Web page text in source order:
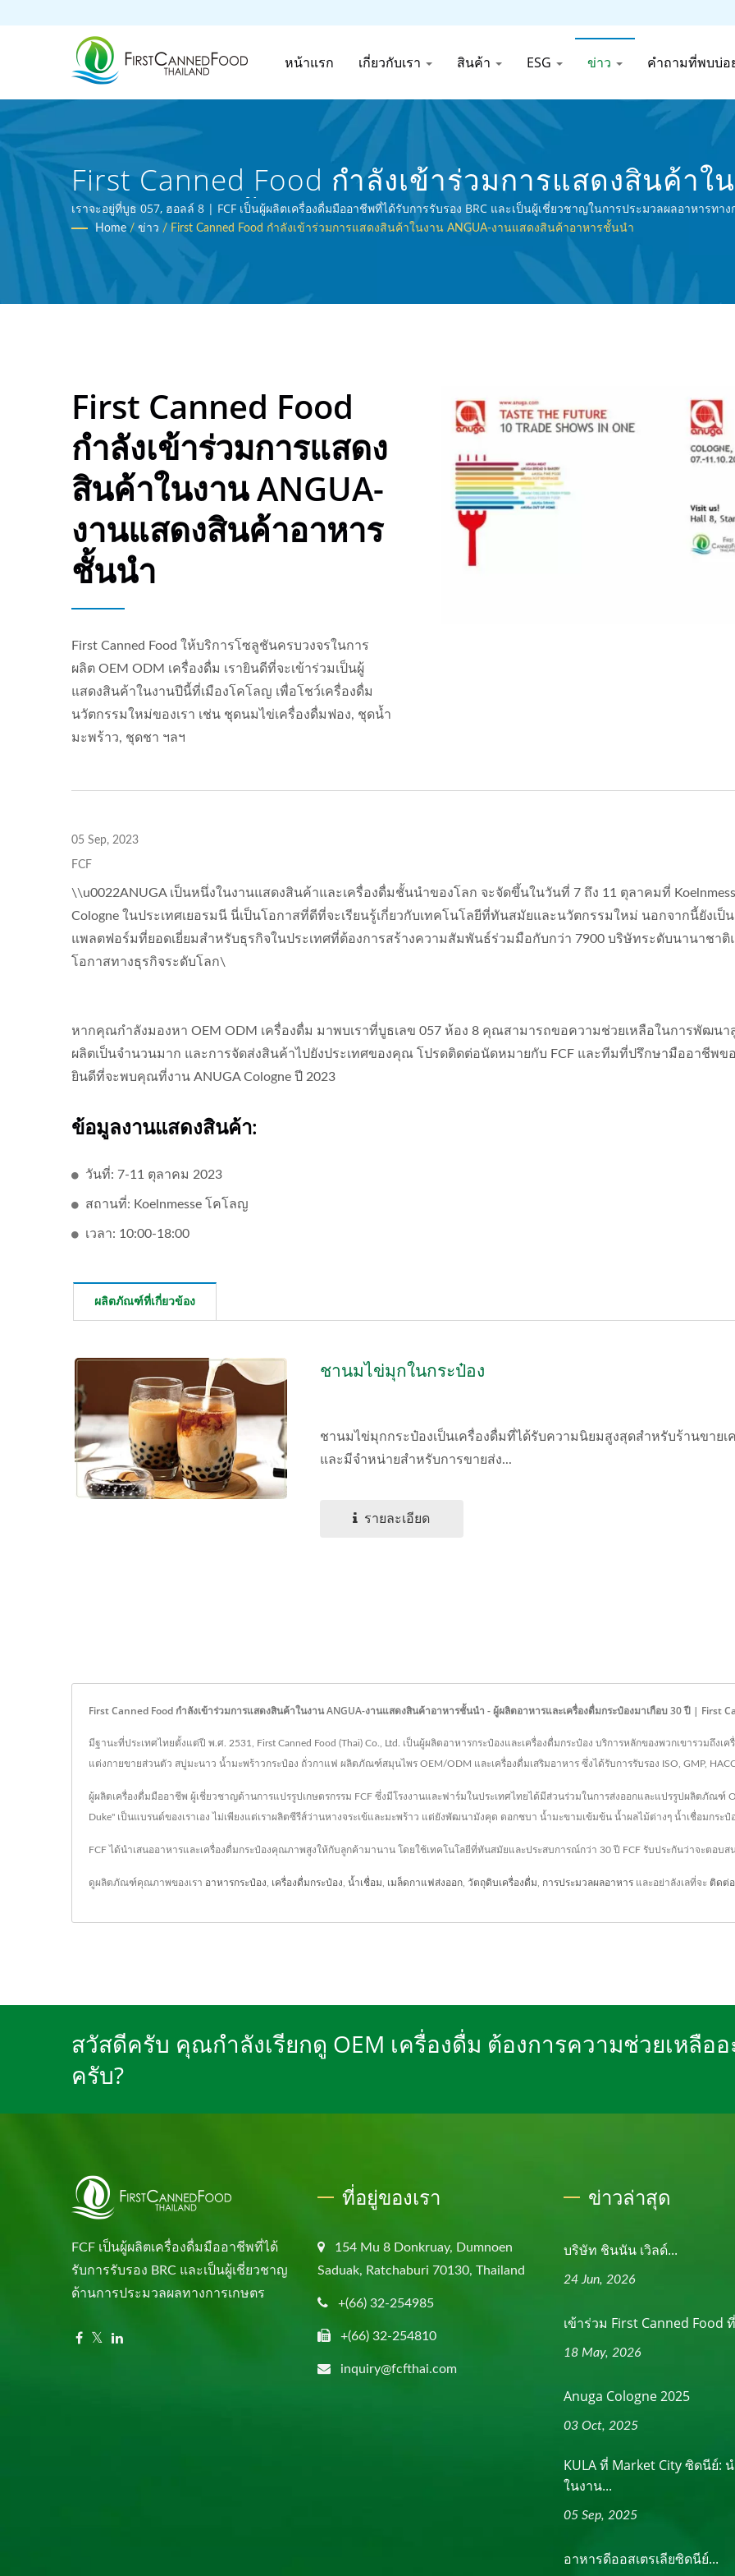
หน้าแรก เกี่ยวกับเรา สินค้า ESG ข่าว คำถามที่พบบ่อ
First Canned Food กำลังเข้าร่วมการแสดงสินค้าใ
สินค้าอาหารชั้นนำ | ผู้ผลิตอาหารกระป๋องและเครื่อ
30 ปี | First Canned Food (Thai) Co., Ltd.
เราจะอยู่ที่บูธ 057, ฮอลล์ 8 | FCF เป็นผู้ผลิตเครื่องดื่มมืออาชีพที่ได้รับการรับรอง BRC และเป็นผู้เชี่ยวชาญในการประมวลผลอาหารทาง
Home / ข่าว / First Canned Food กำลังเข้าร่วมการแสดงสินค้าในงาน ANGUA-งานแสดงสินค้าอาหารชั้นนำ
First Canned Food
กำลังเข้าร่วมการแสดง
สินค้าในงาน ANGUA-
งานแสดงสินค้าอาหาร
ชั้นนำ
First Canned Food ให้บริการโซลูชันครบวงจรในการ
ผลิต OEM ODM เครื่องดื่ม เรายินดีที่จะเข้าร่วมเป็นผู้
แสดงสินค้าในงานปีนี้ที่เมืองโคโลญ เพื่อโชว์เครื่องดื่ม
นวัตกรรมใหม่ของเรา เช่น ชุดนมไข่เครื่องดื่มฟอง, ชุดน้ำ
มะพร้าว, ชุดชา ฯลฯ
05 Sep, 2023
FCF
\\u0022ANUGA เป็นหนึ่งในงานแสดงสินค้าและเครื่องดื่มชั้นนำของโลก จะจัดขึ้นในวันที่ 7 ถึง 11 ตุลาคมที่
Cologne ในประเทศเยอรมนี นี่เป็นโอกาสที่ดีที่จะเรียนรู้เกี่ยวกับเทคโนโลยีที่ทันสมัยและนวัตกรรมใหม่ นอกจากนี้ยังเป็น
แพลตฟอร์มที่ยอดเยี่ยมสำหรับธุรกิจในประเทศที่ต้องการสร้างความสัมพันธ์ร่วมมือกับกว่า 7900 บริษัทระดับนานาชาติ
โอกาสทางธุรกิจระดับโลก\
หากคุณกำลังมองหา OEM ODM เครื่องดื่ม มาพบเราที่บูธเลข 057 ห้อง 8 คุณสามารถขอความช่วยเหลือในการพัฒนา
ผลิตเป็นจำนวนมาก และการจัดส่งสินค้าไปยังประเทศของคุณ โปรดติดต่อนัดหมายกับ FCF และทีมที่ปรึกษามืออาชีพขอ
ยินดีที่จะพบคุณที่งาน ANUGA Cologne ปี 2023
ข้อมูลงานแสดงสินค้า:
วันที่: 7-11 ตุลาคม 2023
สถานที่: Koelnmesse โคโลญ
เวลา: 10:00-18:00
ผลิตภัณฑ์ที่เกี่ยวข้อง
ชานมไข่มุกในกระป๋อง
ชานมไข่มุกกระป๋องเป็นเครื่องดื่มที่ได้รับความนิยมสูงสุดสำหรับร้านขายเ
และมีจำหน่ายสำหรับการขายส่ง...
รายละเอียด
น้ำอัดลมรสชาติ
First Canned Food กำลังเข้าร่วมการแสดงสินค้าในงาน ANGUA-งานแสดงสินค้าอาหารชั้นนำ - ผู้ผลิตอาหารและเครื่องดื่มกระป๋องมาเกือบ 30 ปี | First
มีฐานะที่ประเทศไทยตั้งแต่ปี พ.ศ. 2531, First Canned Food (Thai) Co., Ltd. เป็นผู้ผลิตอาหารกระป๋องและเครื่องดื่มกระป๋อง บริการหลักของพวกเขารวมถึ
แต่งกายขายส่วนตัว สบู่มะนาว น้ำมะพร้าวกระป๋อง ถั่วกาแฟ ผลิตภัณฑ์สมุนไพร OEM/ODM และเครื่องดื่มเสริมอาหาร ซึ่งได้รับการรับรอง ISO, GMP,
ผู้ผลิตเครื่องดื่มมืออาชีพ ผู้เชี่ยวชาญด้านการแปรรูปเกษตรกรรม FCF ซึ่งมีโรงงานและฟาร์มในประเทศไทยได้มีส่วนร่วมในการส่งออกและแปรรูปผลิตภัณฑ์
Duke" เป็นแบรนด์ของเราเอง ไม่เพียงแต่เราผลิตซีรีส์ว่านหางจระเข้และมะพร้าว แต่ยังพัฒนามังคุด ดอกชบา น้ำมะขามเข้มข้น น้ำผลไม้ต่างๆ น้ำเชื่อมกระป๋
FCF ได้นำเสนออาหารและเครื่องดื่มกระป๋องคุณภาพสูงให้กับลูกค้ามานาน โดยใช้เทคโนโลยีที่ทันสมัยและประสบการณ์กว่า 30 ปี FCF รับประกันว่าจะตอบ
ดูผลิตภัณฑ์คุณภาพของเรา อาหารกระป๋อง เครื่องดื่มกระป๋อง น้ำเชื่อม เมล็ดกาแฟส่งออก วัตถุดิบเครื่องดื่ม การประมวลผลอาหาร และอย่าลังเลที่จะ ติดต่อ
สวัสดีครับ คุณกำลังเรียกดู OEM เครื่องดื่ม ต้องการความช่วยเหลืออ
ครับ?
FCF เป็นผู้ผลิตเครื่องดื่มมืออาชีพที่ได้
รับการรับรอง BRC และเป็นผู้เชี่ยวชาญ
ด้านการประมวลผลทางการเกษตร
ที่อยู่ของเรา
154 Mu 8 Donkruay, Dumnoen
Saduak, Ratchaburi 70130, Thailand
+(66) 32-254985
+(66) 32-254810
inquiry@fcfthai.com
ข่าวล่าสุด
บริษัท ชินนัน เวิลด์...
24 Jun, 2026
เข้าร่วม First Canned Food
18 May, 2026
Anuga Cologne 2025
03 Oct, 2025
KULA ที่ Market City ซิดนีย์:
ในงาน...
05 Sep, 2025
อาหารดีออสเตรเลียซิดนีย์...